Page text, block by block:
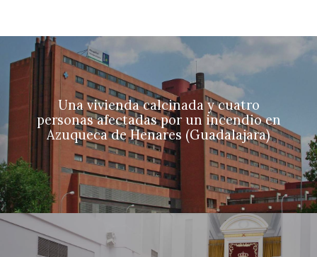
Una vivienda calcinada y cuatro
personas afectadas por un incendio en
Azuqueca de Henares (Guadalajara)